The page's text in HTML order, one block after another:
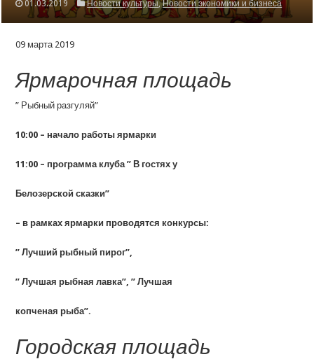
01.03.2019 Новости культуры,Новости экономики и бизнеса
09 марта 2019
Ярмарочная площадь
” Рыбный разгуляй”
10:00 – начало работы ярмарки
11:00 – программа клуба ” В гостях у
Белозерской сказки”
– в рамках ярмарки проводятся конкурсы:
” Лучший рыбный пирог”,
” Лучшая рыбная лавка”, ” Лучшая
копченая рыба”.
Городская площадь